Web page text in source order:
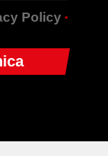
Policy*